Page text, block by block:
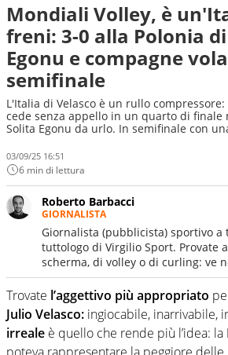
Mondiali Volley, è
freni: 3-0 alla Polonia
Egonu e compagne
semifinale
L'Italia di Velasco è un rullo
cede senza appello in un quarto di finale
Solita Egonu da urlo. In semifinale con
03/09/25 16:51
6 min di lettura
Roberto Barbacci
GIORNALISTA
Giornalista (pubblicista) sportivo a
tuttologo di Virgilio Sport. Provate
scherma, di volley o di curling: ve
Trovate l’aggettivo più appropriato
Julio Velasco: ingiocabile, inarrivabile,
irreale è quello che rende più l’idea: la